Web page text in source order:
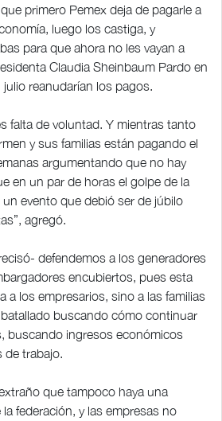
primero Pemex deja de pagarle a
luego los castiga, y
para que ahora no les vayan a
Claudia Sheinbaum Pardo en
reanudarían los pagos.
falta de voluntad. Y mientras tanto
y sus familias están pagando el
argumentando que no hay
en un par de horas el golpe de la
evento que debió ser de júbilo
agregó.
defendemos a los generadores
encubiertos, pues esta
a los empresarios, sino a las familias
buscando cómo continuar
buscando ingresos económicos
de trabajo.
que tampoco haya una
federación, y las empresas no